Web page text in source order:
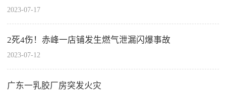
2023-07-17
2死4伤！赤峰一店铺发生燃气泄漏闪爆事故
2023-07-12
广东一乳胶厂房突发火灾